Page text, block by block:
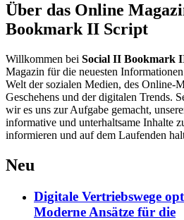
Über das Online
Bookmark II Script
Willkommen bei Social II Bookmark
Magazin für die neuesten
Welt der sozialen Medien, des Online-
Geschehens und der digitalen Trends.
wir es uns zur Aufgabe gemacht,
informative und unterhaltsame Inhalte
informieren und auf dem Laufenden
Neu
Digitale Vertriebswege
Moderne Ansätze für die